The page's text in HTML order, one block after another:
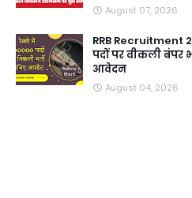
August 07, 2026
RRB Recruitment
पदों पर वीकली बंपर
आवेदन
August 04, 2026